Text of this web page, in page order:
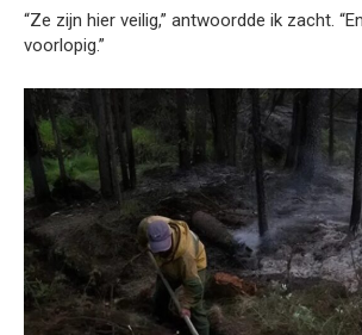
“Ze zijn hier veilig,” antwoordde ik zacht.
voorlopig.”